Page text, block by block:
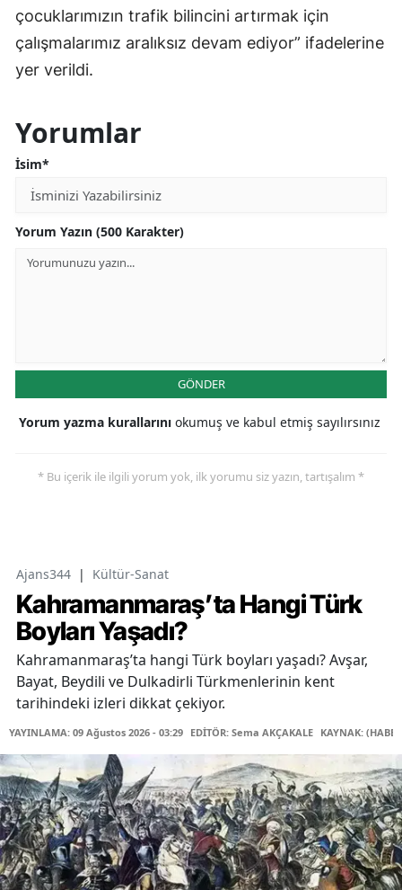
çocuklarımızın trafik bilincini artırmak için
çalışmalarımız aralıksız devam ediyor” ifadelerine
yer verildi.
Yorumlar
İsim*
Yorum Yazın (500 Karakter)
GÖNDER
Yorum yazma kurallarını okumuş ve kabul etmiş sayılırsınız
* Bu içerik ile ilgili yorum yok, ilk yorumu siz yazın, tartışalım *
Ajans344 | Kültür-Sanat
Kahramanmaraş’ta Hangi Türk
Boyları Yaşadı?
Kahramanmaraş’ta hangi Türk boyları yaşadı? Avşar,
Bayat, Beydili ve Dulkadirli Türkmenlerinin kent
tarihindeki izleri dikkat çekiyor.
YAYINLAMA: 09 Ağustos 2026 - 03:29 EDİTÖR: Sema AKÇAKALE KAYNAK: